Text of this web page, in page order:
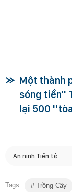
Một thành
sóng tiền''
lại 500
An ninh Tiền tệ
Tags Trồng Cây